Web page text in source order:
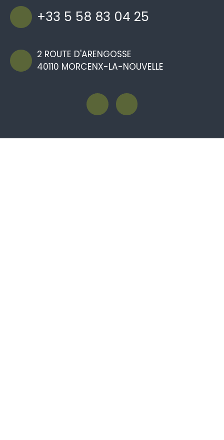
+33 5 58 83 04 25
2 ROUTE D'ARENGOSSE
40110 MORCENX-LA-NOUVELLE